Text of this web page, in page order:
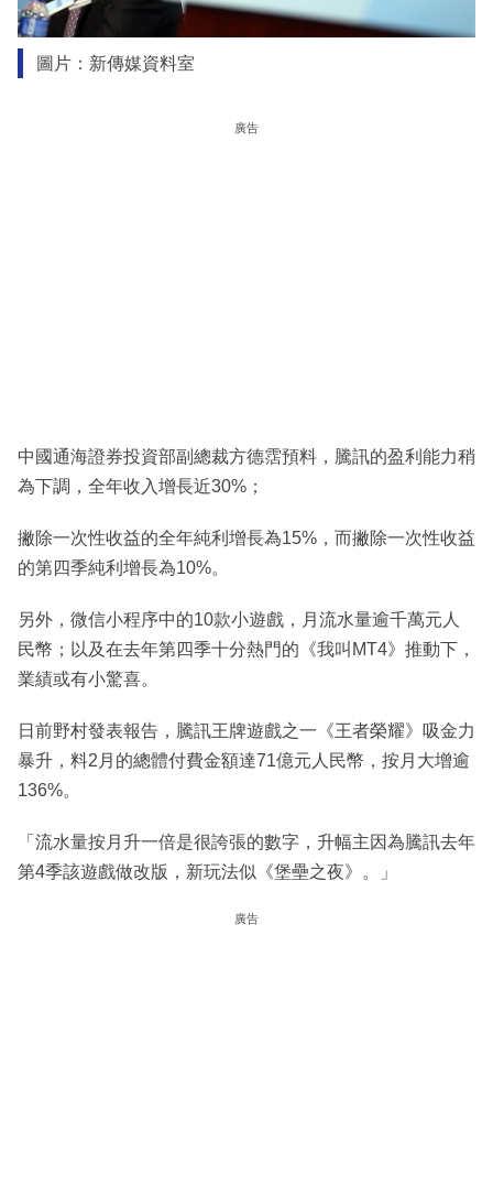
圖片：新傳媒資料室
廣告
中國通海證券投資部副總裁方德霑預料，騰訊的盈利能力稍
為下調，全年收入增長近30%；
撇除一次性收益的全年純利增長為15%，而撇除一次性收益
的第四季純利增長為10%。
另外，微信小程序中的10款小遊戲，月流水量逾千萬元人
民幣；以及在去年第四季十分熱門的《我叫MT4》推動下，
業績或有小驚喜。
日前野村發表報告，騰訊王牌遊戲之一《王者榮耀》吸金力
暴升，料2月的總體付費金額達71億元人民幣，按月大增逾
136%。
「流水量按月升一倍是很誇張的數字，升幅主因為騰訊去年
第4季該遊戲做改版，新玩法似《堡壘之夜》。」
廣告